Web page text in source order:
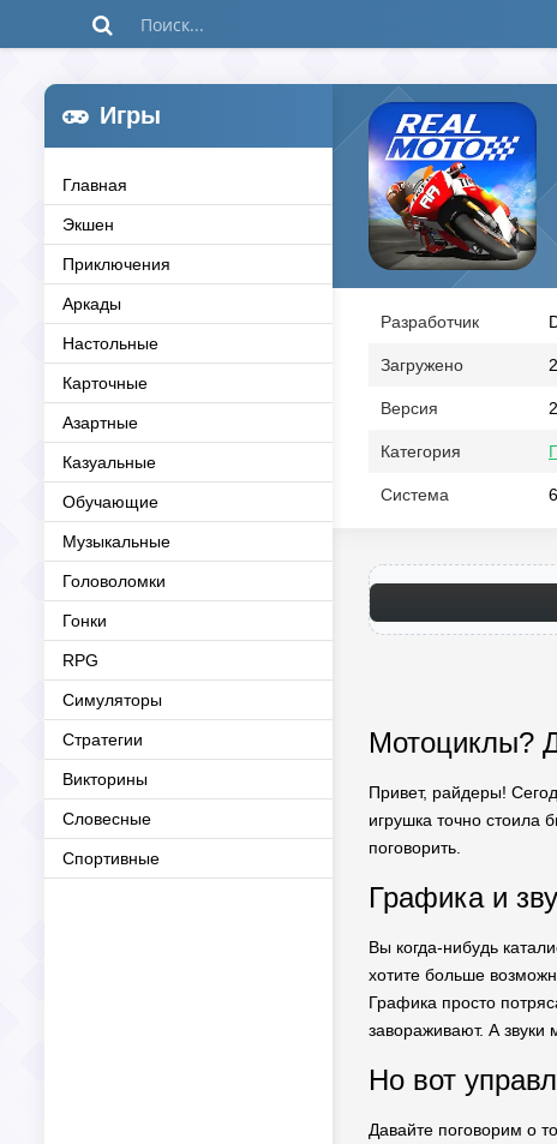
Игры
Главная
Экшен
Приключения
Аркады
Настольные
Карточные
Азартные
Казуальные
Обучающие
Музыкальные
Головоломки
Гонки
RPG
Симуляторы
Стратегии
Викторины
Словесные
Спортивные
Разработчик
Загружено
Версия
Категория
Система
Мотоциклы?
Привет, райдеры!
игрушка точно стоила
поговорить.
Графика и
Вы когда-нибудь
хотите больше
Графика просто
завораживают. А
Но вот
Давайте поговорим о